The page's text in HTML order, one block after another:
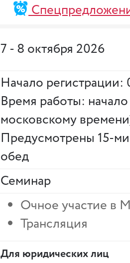
7 - 8 октября 2026
Начало
Время работы:
московскому
Предусмотрены 15-
обед
Семинар
Очное участие в
Трансляция
Для юридических лиц